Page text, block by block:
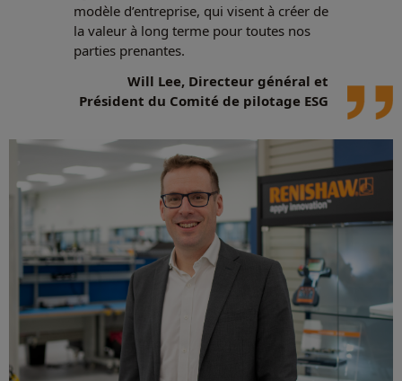
modèle d’entreprise, qui visent à créer de
la valeur à long terme pour toutes nos
parties prenantes.
Will Lee, Directeur général et
Président du Comité de pilotage ESG